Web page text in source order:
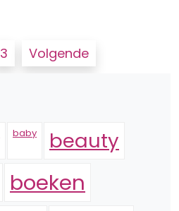
3 Volgende
baby beauty
boeken